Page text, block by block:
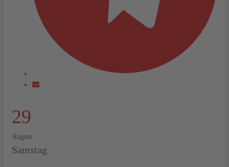
29
August
Samstag